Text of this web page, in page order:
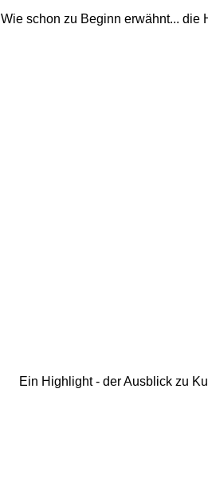
Wie schon zu Beginn erwähnt... die
Ein Highlight - der Ausblick zu